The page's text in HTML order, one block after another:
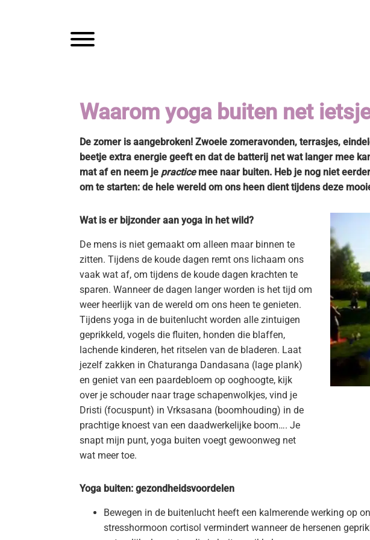
Toggle navigation
Waarom yoga buiten net
De zomer is aangebroken! Zwoele zomeravonden, terrasjes,
beetje extra energie geeft en dat de batterij net wat langer mee
mat af en neem je practicemee naar buiten. Heb je nog niet
om te starten: de hele wereld om ons heen dient tijdens deze
Wat is er bijzonder aan yoga in het wild?
De mens is niet gemaakt om alleen maar binnen te
zitten. Tijdens de koude dagen remt ons lichaam ons
vaak wat af, om tijdens de koude dagen krachten te
sparen. Wanneer de dagen langer worden is het tijd om
weer heerlijk van de wereld om ons heen te genieten.
Tijdens yoga in de buitenlucht worden alle zintuigen
geprikkeld, vogels die fluiten, honden die blaffen,
lachende kinderen, het ritselen van de bladeren. Laat
jezelf zakken in Chaturanga Dandasana (lage plank)
en geniet van een paardebloem op ooghoogte, kijk
over je schouder naar trage schapenwolkjes, vind je
Dristi (focuspunt) in Vrksasana (boomhouding) in de
prachtige knoest van een daadwerkelijke boom…. Je
snapt mijn punt, yoga buiten voegt gewoonweg net
wat meer toe.
Yoga buiten: gezondheidsvoordelen
Bewegen in de buitenlucht heeft een kalmerende werking op
stresshormoon cortisol vermindert wanneer de hersenen